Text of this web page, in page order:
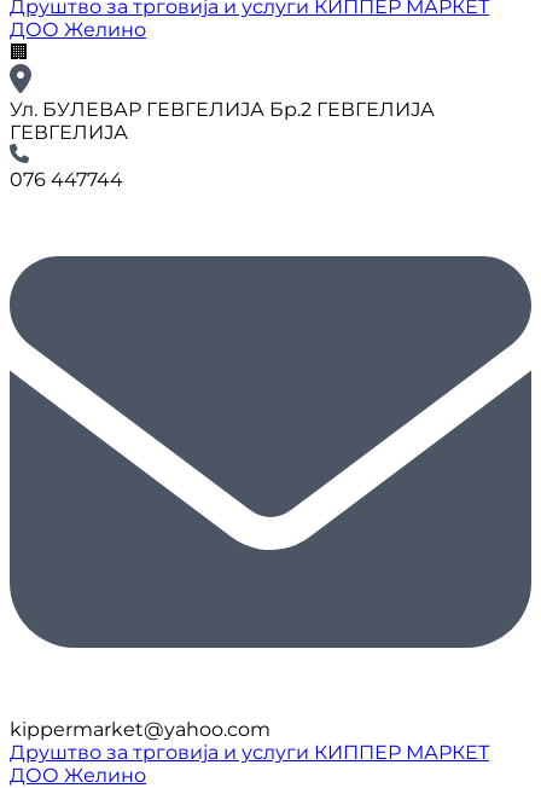
Друштво за трговија и услуги КИППЕР МАРКЕТ
ДОО Желино
🏢
Ул. БУЛЕВАР ГЕВГЕЛИЈА Бр.2 ГЕВГЕЛИЈА
ГЕВГЕЛИЈА
076 447744
kippermarket@yahoo.com
Друштво за трговија и услуги КИППЕР МАРКЕТ
ДОО Желино